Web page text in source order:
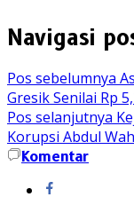
Navigasi
Pos sebelumnya
Gresik Senilai Rp
Pos selanjutnya
Korupsi Abdul
Komentar